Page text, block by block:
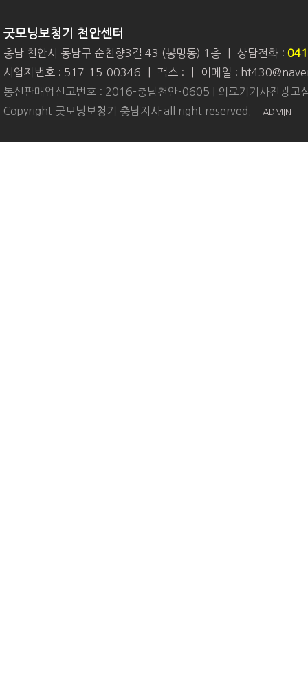
굿모닝보청기 천안센터
충남 천안시 동남구 순천향3길 43 (봉명동) 1층 상담전화 :
사업자번호 : 517-15-00346
팩스 :
이메일 :
통신판매업신고번호 : 2016-충남천안-0605 | 의료기기사전광고
Copyright 굿모닝보청기 충남지사 all right reserved.
ADMIN